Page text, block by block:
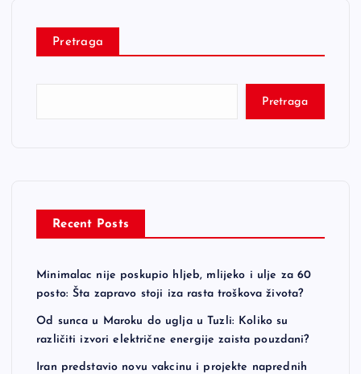
Pretraga
Pretraga
Recent Posts
Minimalac nije poskupio hljeb, mlijeko i ulje za 60
posto: Šta zapravo stoji iza rasta troškova života?
Od sunca u Maroku do uglja u Tuzli: Koliko su
različiti izvori električne energije zaista pouzdani?
Iran predstavio novu vakcinu i projekte naprednih